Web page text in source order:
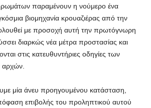
παραμένουν η νούμερο ένα
βιομηχανία κρουαζιέρας από την
με προσοχή αυτή την πρωτόγνωρη
διαρκώς νέα μέτρα προστασίας και
στις κατευθυντήριες οδηγίες των
αρχών.
μία άνευ προηγουμένου κατάσταση,
επιβολής του προληπτικού αυτού